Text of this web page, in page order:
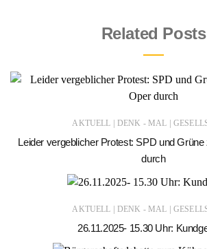
Related Posts
AKTUELL | DENK - MAL |
Leider vergeblicher Protest: SPD und
durch
AKTUELL | DENK - MAL |
26.11.2025- 15.30 Uhr: